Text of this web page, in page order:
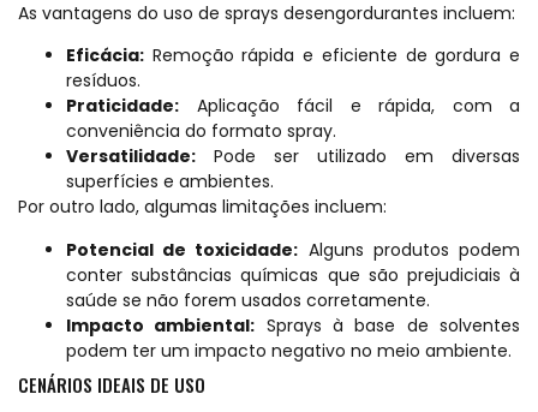
As vantagens do uso de sprays desengordurantes incluem:
Eficácia: Remoção rápida e eficiente de gordura e
resíduos.
Praticidade: Aplicação fácil e rápida, com a
conveniência do formato spray.
Versatilidade: Pode ser utilizado em diversas
superfícies e ambientes.
Por outro lado, algumas limitações incluem:
Potencial de toxicidade: Alguns produtos podem
conter substâncias químicas que são prejudiciais à
saúde se não forem usados corretamente.
Impacto ambiental: Sprays à base de solventes
podem ter um impacto negativo no meio ambiente.
CENÁRIOS IDEAIS DE USO